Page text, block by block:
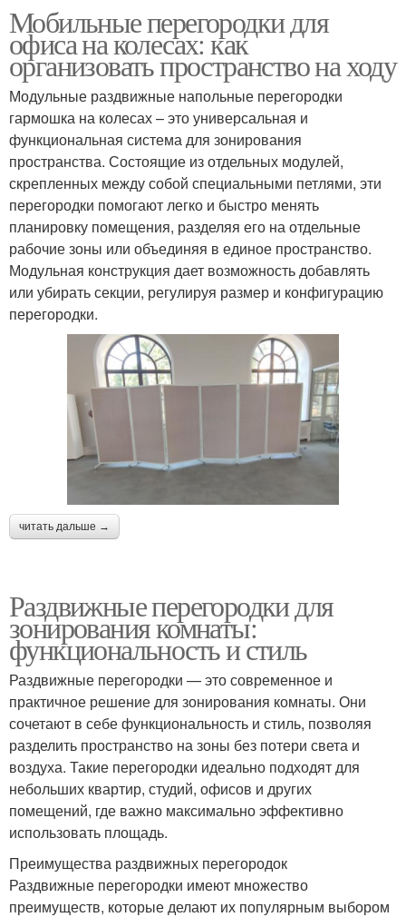
Мобильные перегородки для
офиса на колесах: как
организовать пространство на ходу
Модульные раздвижные напольные перегородки
гармошка на колесах – это универсальная и
функциональная система для зонирования
пространства. Состоящие из отдельных модулей,
скрепленных между собой специальными петлями, эти
перегородки помогают легко и быстро менять
планировку помещения, разделяя его на отдельные
рабочие зоны или объединяя в единое пространство.
Модульная конструкция дает возможность добавлять
или убирать секции, регулируя размер и конфигурацию
перегородки.
читать дальше →
Раздвижные перегородки для
зонирования комнаты:
функциональность и стиль
Раздвижные перегородки — это современное и
практичное решение для зонирования комнаты. Они
сочетают в себе функциональность и стиль, позволяя
разделить пространство на зоны без потери света и
воздуха. Такие перегородки идеально подходят для
небольших квартир, студий, офисов и других
помещений, где важно максимально эффективно
использовать площадь.
Преимущества раздвижных перегородок
Раздвижные перегородки имеют множество
преимуществ, которые делают их популярным выбором